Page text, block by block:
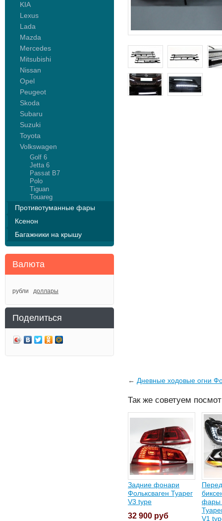
KIA
Lexus
Lada
Mazda
Mercedes
Mitsubishi
Nissan
Opel
Peugeot
Skoda
Subaru
Suzuki
Toyota
Volkswagen
Golf 6
Jetta 6
Passat B7
Polo
Tiguan
Touareg
Противотуманные фары
Ксенон
Багажники на крышу
Валюта
рубли доллары
Поделиться
← Дневные ходовые огни
Так же советуем
Задние фонари
Фольксваген Туарег
V3 type
32 900 руб
фары
V1